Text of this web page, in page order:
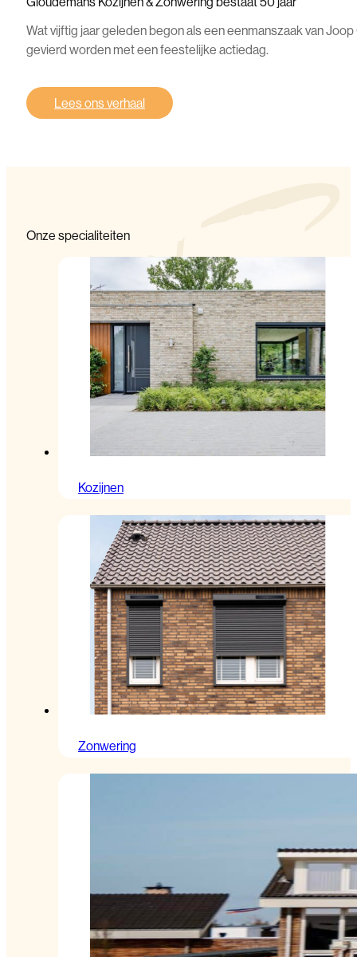
Wat vijftig jaar geleden begon als een eenmanszaak van
gevierd worden met een feestelijke actiedag.
Lees ons verhaal
Onze specialiteiten
Kozijnen
Zonwering